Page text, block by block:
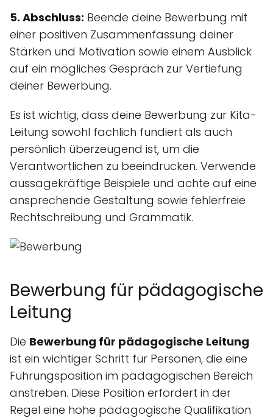
5. Abschluss: Beende deine Bewerbung mit
einer positiven Zusammenfassung deiner
Stärken und Motivation sowie einem Ausblick
auf ein mögliches Gespräch zur Vertiefung
deiner Bewerbung.
Es ist wichtig, dass deine Bewerbung zur Kita-
Leitung sowohl fachlich fundiert als auch
persönlich überzeugend ist, um die
Verantwortlichen zu beeindrucken. Verwende
aussagekräftige Beispiele und achte auf eine
ansprechende Gestaltung sowie fehlerfreie
Rechtschreibung und Grammatik.
Bewerbung für pädagogische
Leitung
Die Bewerbung für pädagogische Leitung
ist ein wichtiger Schritt für Personen, die eine
Führungsposition im pädagogischen Bereich
anstreben. Diese Position erfordert in der
Regel eine hohe pädagogische Qualifikation